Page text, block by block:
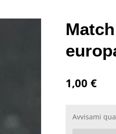
1,00 €
Avvisami